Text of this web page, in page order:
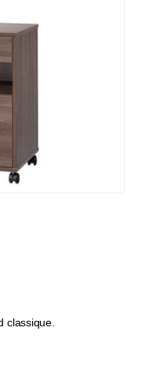
classique.